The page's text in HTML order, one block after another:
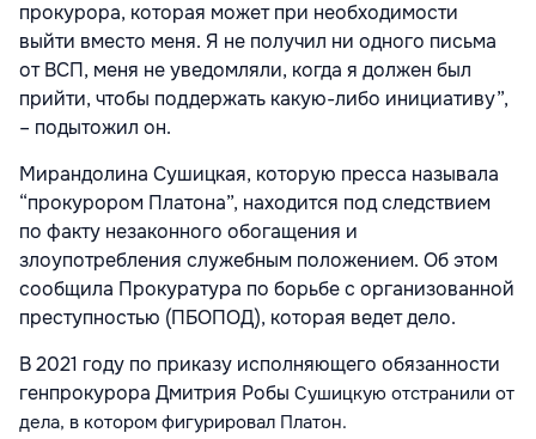
прокурора, которая может при необходимости
выйти вместо меня. Я не получил ни одного письма
от ВСП, меня не уведомляли, когда я должен был
прийти, чтобы поддержать какую-либо инициативу”,
– подытожил он.
Мирандолина Сушицкая, которую пресса называла
“прокурором Платона”, находится под следствием
по факту незаконного обогащения и
злоупотребления служебным положением. Об этом
сообщила Прокуратура по борьбе с организованной
преступностью (ПБОПОД), которая ведет дело.
В 2021 году по приказу исполняющего обязанности
генпрокурора Дмитрия Робы Сушицкую отстранили от
дела, в котором фигурировал Платон.